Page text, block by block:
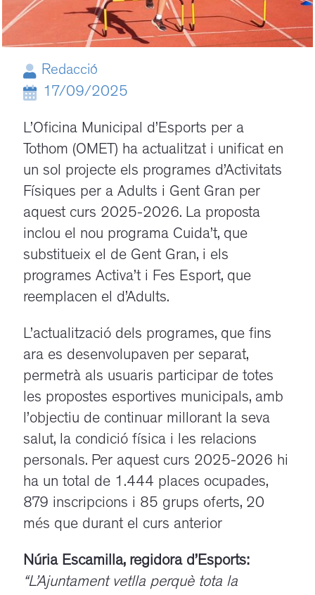
Redacció
17/09/2025
L’Oficina Municipal d’Esports per a
Tothom (OMET) ha actualitzat i unificat en
un sol projecte els programes d’Activitats
Físiques per a Adults i Gent Gran per
aquest curs 2025-2026. La proposta
inclou el nou programa Cuida’t, que
substitueix el de Gent Gran, i els
programes Activa’t i Fes Esport, que
reemplacen el d’Adults.
L’actualització dels programes, que fins
ara es desenvolupaven per separat,
permetrà als usuaris participar de totes
les propostes esportives municipals, amb
l’objectiu de continuar millorant la seva
salut, la condició física i les relacions
personals. Per aquest curs 2025-2026 hi
ha un total de 1.444 places ocupades,
879 inscripcions i 85 grups oferts, 20
més que durant el curs anterior
Núria Escamilla, regidora d’Esports:
“L’Ajuntament vetlla perquè tota la